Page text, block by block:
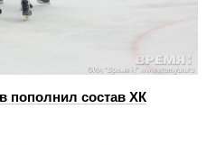
пополнил состав ХК